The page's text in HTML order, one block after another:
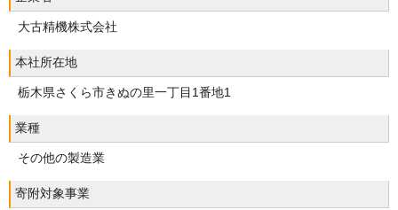
大古精機株式会社
本社所在地
栃木県さくら市きぬの里一丁目1番地1
業種
その他の製造業
寄附対象事業